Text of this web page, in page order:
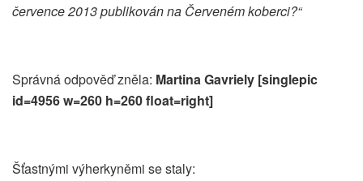
července 2013 publikován na Červeném koberci?“
Správná odpověď zněla: Martina Gavriely [singlepic
id=4956 w=260 h=260 float=right]
Šťastnými výherkyněmi se staly: